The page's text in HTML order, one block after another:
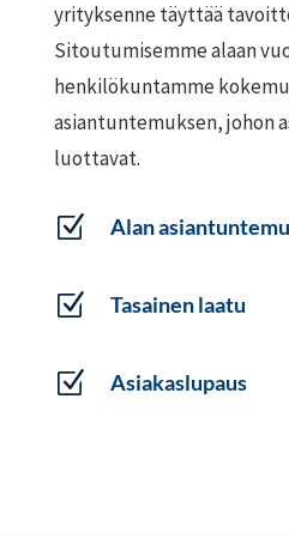
yrityksenne täyttää
Sitoutumisemme alaan
henkilökuntamme
asiantuntemuksen, johon
luottavat.
Z Alan
Z Tasainen laatu
Z Asiakaslupaus